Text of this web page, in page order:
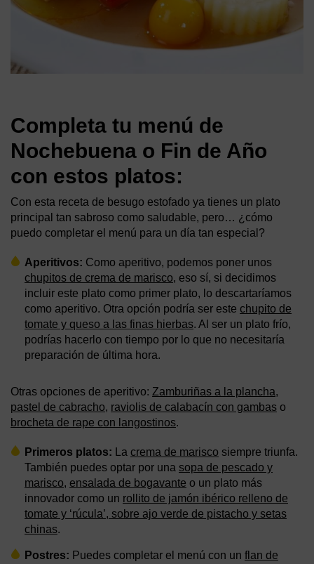
Completa tu menú de
Nochebuena o Fin de Año
con estos platos:
Con esta receta de besugo estofado ya tienes un plato
principal tan sabroso como saludable, pero… ¿cómo
puedo completar el menú para un día tan especial?
Aperitivos: Como aperitivo, podemos poner unos
chupitos de crema de marisco, eso sí, si decidimos
incluir este plato como primer plato, lo descartaríamos
como aperitivo. Otra opción podría ser este chupito de
tomate y queso a las finas hierbas. Al ser un plato frío,
podrías hacerlo con tiempo por lo que no necesitaría
preparación de última hora.
Otras opciones de aperitivo: Zamburiñas a la plancha,
pastel de cabracho, raviolis de calabacín con gambas o
brocheta de rape con langostinos.
Primeros platos: La crema de marisco siempre triunfa.
También puedes optar por una sopa de pescado y
marisco, ensalada de bogavante o un plato más
innovador como un rollito de jamón ibérico relleno de
tomate y ‘rúcula’, sobre ajo verde de pistacho y setas
chinas.
Postres: Puedes completar el menú con un flan de